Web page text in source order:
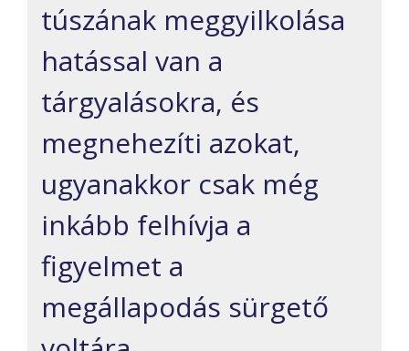
túszának meggyilkolása
hatással van a
tárgyalásokra, és
megnehezíti azokat,
ugyanakkor csak még
inkább felhívja a
figyelmet a
megállapodás sürgető